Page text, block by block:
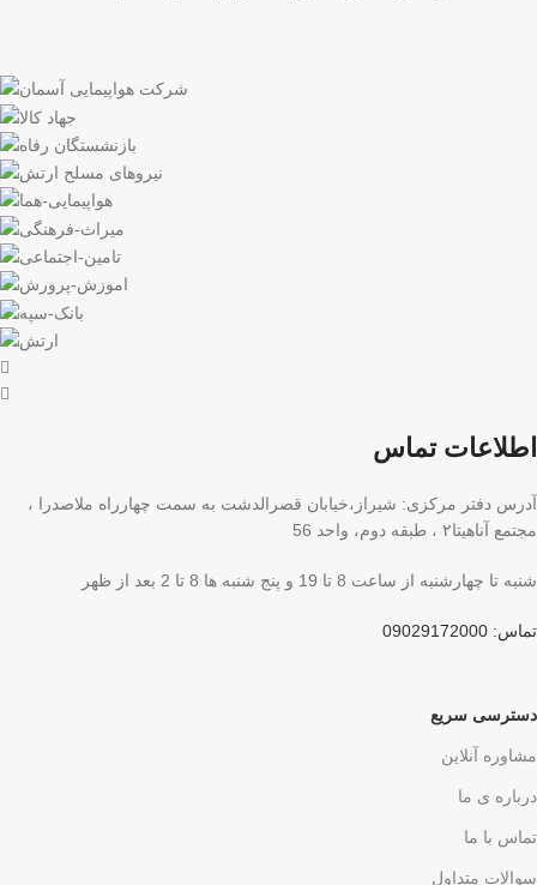
اطلاعات تماس
آدرس دفتر مرکزی: شیراز،خیابان قصرالدشت به سمت چهارراه ملاصدرا ،
مجتمع آناهیتا۲ ، طبقه دوم، واحد 56
شنبه تا چهارشنبه از ساعت 8 تا 19 و پنج شنبه ها 8 تا 2 بعد از ظهر
تماس: 09029172000
دسترسی سریع
مشاوره آنلاین
درباره ی ما
تماس با ما
سوالات متداول